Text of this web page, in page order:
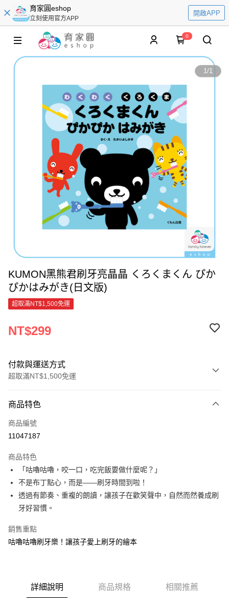
育家圓eshop
立刻使用官方APP
開啟APP
0
1/1
KUMON黑熊君刷牙亮晶晶 くろくまくん ぴか
ぴかはみがき(日文版)
超取滿NT$1,500免運
NT$299
付款與運送方式
超取滿NT$1,500免運
信用卡一次付款
超商取貨付款
街口支付
悠遊付
ATM付款
運送方式
全家取貨付款
每筆NT$60，滿NT$1,500(含以上)免運費
商品特色
商品編號
11047187
商品特色
「咕嚕咕嚕，咬一口，吃完飯要做什麼呢？」
不是布丁點心，而是——刷牙時間到啦！
透過有節奏、重複的朗讀，讓孩子在歡笑聲中，自然而然養成刷
牙好習慣。
銷售重點
咕嚕咕嚕刷牙樂！讓孩子愛上刷牙的繪本
詳細說明 商品規格 相關推薦